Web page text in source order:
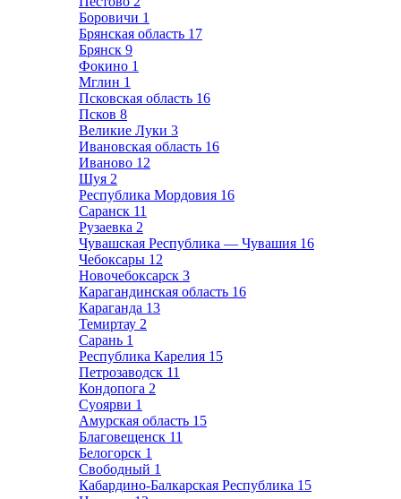
Боровичи 1
Брянская область 17
Брянск 9
Фокино 1
Мглин 1
Псковская область 16
Псков 8
Великие Луки 3
Ивановская область 16
Иваново 12
Шуя 2
Республика Мордовия 16
Саранск 11
Рузаевка 2
Чувашская Республика — Чувашия 16
Чебоксары 12
Новочебоксарск 3
Карагандинская область 16
Караганда 13
Темиртау 2
Сарань 1
Республика Карелия 15
Петрозаводск 11
Кондопога 2
Суоярви 1
Амурская область 15
Благовещенск 11
Белогорск 1
Свободный 1
Кабардино-Балкарская Республика 15